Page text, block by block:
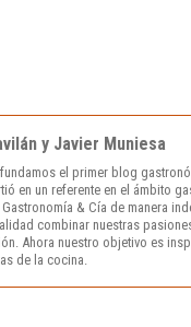
y Javier Muniesa
fundamos el primer blog
en un referente en el ámbito
& Cía de manera
combinar nuestras
Ahora nuestro objetivo es
de la cocina.